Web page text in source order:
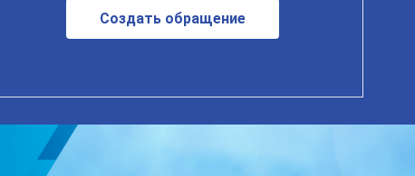
Создать обращение